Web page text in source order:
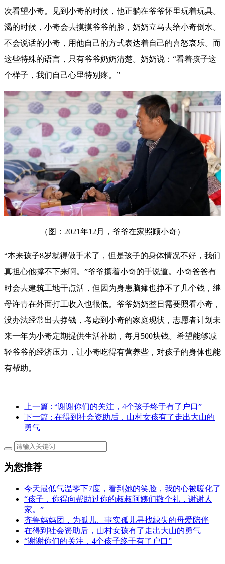
次看望小奇。见到小奇的时候，他正躺在爷爷怀里玩着玩具。
渴的时候，小奇会去摸摸爷爷的脸，奶奶立马去给小奇倒水。
不会说话的小奇，用他自己的方式表达着自己的喜怒哀乐。而
这些特殊的语言，只有爷爷奶奶清楚。奶奶说：“看着孩子这
个样子，我们自己心里特别疼。”
（图：2021年12月，爷爷在家照顾小奇）
“本来孩子8岁就得做手术了，但是孩子的身体情况不好，我们
真担心他撑不下来啊。”爷爷攥着小奇的手说道。小奇爸爸有
时会去建筑工地干点活，但因为身患脑瘫也挣不了几个钱，继
母许青在外面打工收入也很低。爷爷奶奶整日需要照看小奇，
没办法经常出去挣钱，考虑到小奇的家庭现状，志愿者计划未
来一年为小奇定期提供生活补助，每月500块钱。希望能够减
轻爷爷的经济压力，让小奇吃得有营养些，对孩子的身体也能
有帮助。
上一篇 : ​“谢谢你们的关注，4个孩子终于有了户口”
下一篇 : 在得到社会资助后，山村女孩有了走出大山的
勇气
为您推荐
今天最低气温零下7度，看到她的笑脸，我的心被暖化了
“孩子，你得向帮助过你的叔叔阿姨们敬个礼，谢谢人
家。”
齐鲁妈妈团，为孤儿、事实孤儿寻找缺失的母爱陪伴
在得到社会资助后，山村女孩有了走出大山的勇气
​“谢谢你们的关注，4个孩子终于有了户口”